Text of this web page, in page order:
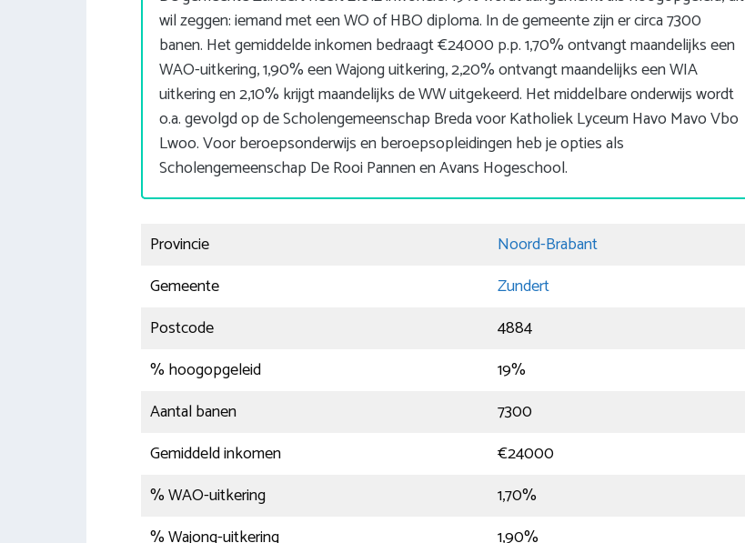
wil zeggen: iemand met een WO of HBO diploma. In de gemeente zijn er circa 7300
banen. Het gemiddelde inkomen bedraagt €24000 p.p. 1,70% ontvangt maandelijks een
WAO-uitkering, 1,90% een Wajong uitkering, 2,20% ontvangt maandelijks een WIA
uitkering en 2,10% krijgt maandelijks de WW uitgekeerd. Het middelbare onderwijs wordt
o.a. gevolgd op de Scholengemeenschap Breda voor Katholiek Lyceum Havo Mavo Vbo
Lwoo. Voor beroepsonderwijs en beroepsopleidingen heb je opties als
Scholengemeenschap De Rooi Pannen en Avans Hogeschool.
Provincie
Noord-Brabant
Gemeente
Zundert
Postcode
4884
% hoogopgeleid
19%
Aantal banen
7300
Gemiddeld inkomen
€24000
% WAO-uitkering
1,70%